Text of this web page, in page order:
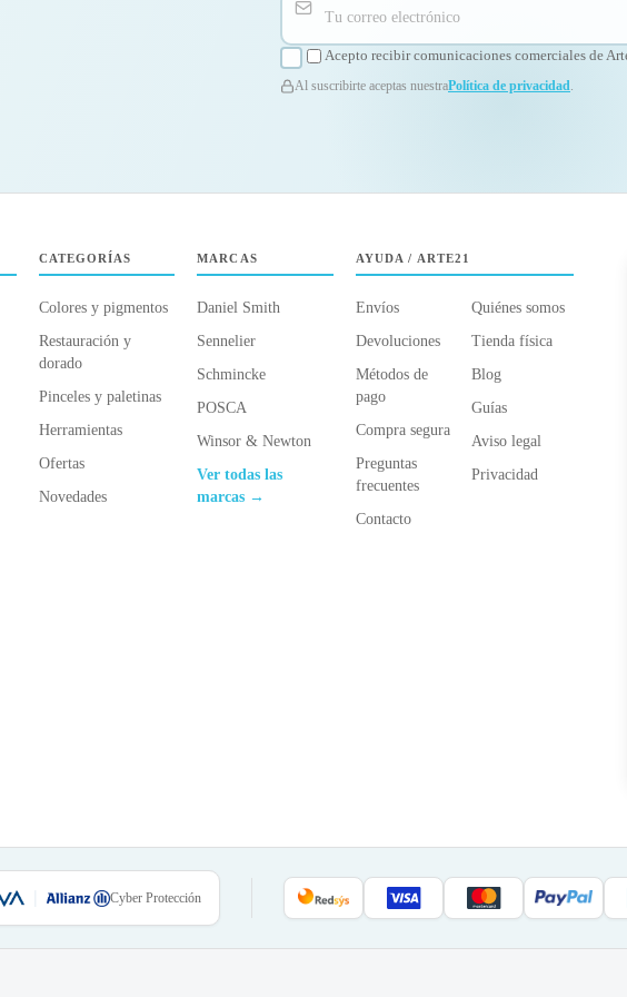
Acepto recibir comunicaciones comerciales de
Al suscribirte aceptas nuestraPolítica de privacidad.
CATEGORÍAS
Colores y pigmentos
Restauración y
dorado
Pinceles y paletinas
Herramientas
Ofertas
Novedades
MARCAS
Daniel Smith
Sennelier
Schmincke
POSCA
Winsor & Newton
Ver todas las
marcas →
AYUDA / ARTE21
Envíos
Devoluciones
Métodos de
pago
Compra segura
Preguntas
frecuentes
Contacto
Quiénes somos
Tienda física
Blog
Guías
Aviso legal
Privacidad
Cyber Protección